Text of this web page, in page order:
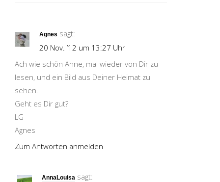
Agnes sagt:
20 Nov. ’12 um 13:27 Uhr
Ach wie schön Anne, mal wieder von Dir zu
lesen, und ein Bild aus Deiner Heimat zu
sehen.
Geht es Dir gut?
LG
Agnes
Zum Antworten anmelden
AnnaLouisa sagt: